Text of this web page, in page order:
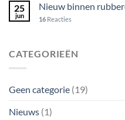
25
jun
Nieuw binnen
16 Reacties
CATEGORIEËN
Geen categorie (19)
Nieuws (1)